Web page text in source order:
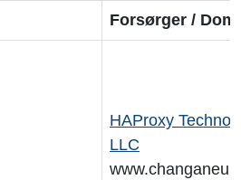
Forsørger /
HAProxy
LLC